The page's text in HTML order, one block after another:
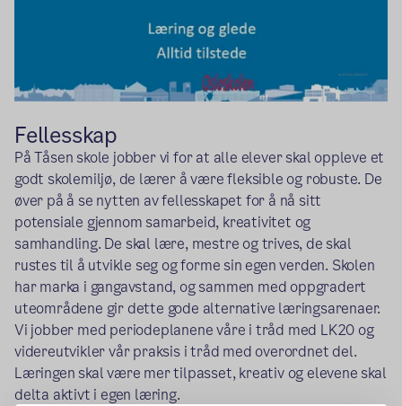
Fellesskap
På Tåsen skole jobber vi for at alle elever skal oppleve et
godt skolemiljø, de lærer å være fleksible og robuste. De
øver på å se nytten av fellesskapet for å nå sitt
potensiale gjennom samarbeid, kreativitet og
samhandling. De skal lære, mestre og trives, de skal
rustes til å utvikle seg og forme sin egen verden. Skolen
har marka i gangavstand, og sammen med oppgradert
uteområdene gir dette gode alternative læringsarenaer.
Vi jobber med periodeplanene våre i tråd med LK20 og
videreutvikler vår praksis i tråd med overordnet del.
Læringen skal være mer tilpasset, kreativ og elevene skal
delta aktivt i egen læring.